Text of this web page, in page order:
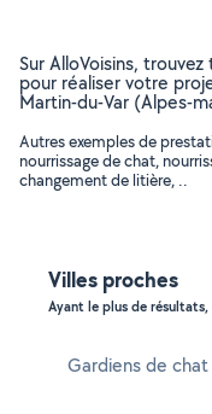
Sur AlloVoisins,
pour réaliser votre
Martin-du-Var (Alpes-
Autres exemples de
nourrissage de chat,
changement de litière, ..
Villes proches
Ayant le plus de
Gardiens de